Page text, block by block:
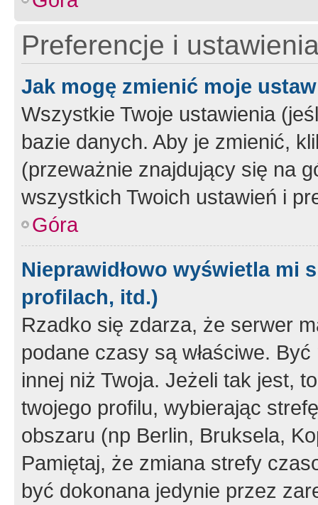
Preferencje i
Jak mogę zmienić moje
Wszystkie Twoje ustawienia
bazie danych. Aby je zmienić,
(przeważnie znajdujący się na
wszystkich Twoich ustawień i
Góra
Nieprawidłowo wyświetla mi
profilach, itd.)
Rzadko się zdarza, że serwer
podane czasy są właściwe.
innej niż Twoja. Jeżeli tak jest,
twojego profilu, wybierając
obszaru (np Berlin, Bruksela,
Pamiętaj, że zmiana strefy
być dokonana jedynie przez